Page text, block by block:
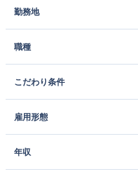
勤務地
職種
こだわり条件
雇用形態
年収